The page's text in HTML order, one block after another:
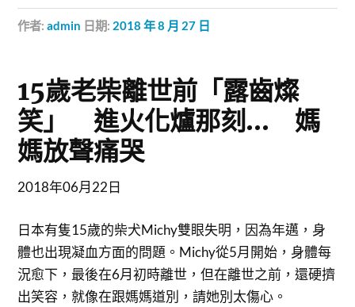
作者:admin 日期: 2018 年 8 月 27 日
15歲老柴離世前「露齒燦
笑」 進火化爐那刻… 媽
媽放聲痛哭
2018年06月22日
日本有隻15歲的柴犬Michy雙眼失明，因為年邁，身
體也出現凝血方面的問題。Michy從5月開始，身體每
況愈下，最後在6月初時離世，但在離世之前，還硬擠
出笑容，就像在跟媽媽道別，請她別太傷心。